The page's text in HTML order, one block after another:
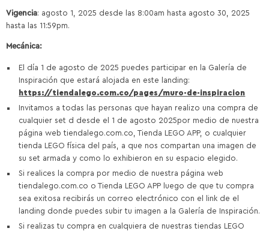
Vigencia: agosto 1, 2025 desde las 8:00am hasta agosto 30, 2025
hasta las 11:59pm.
Mecánica:
El día 1 de agosto de 2025 puedes participar en la Galería de
Inspiración que estará alojada en este landing:
https://tiendalego.com.co/pages/muro-de-inspiracion
Invitamos a todas las personas que hayan realizo una compra de
cualquier set d desde el 1 de agosto 2025por medio de nuestra
página web tiendalego.com.co, Tienda LEGO APP, o cualquier
tienda LEGO física del país, a que nos compartan una imagen de
su set armada y como lo exhibieron en su espacio elegido.
Si realices la compra por medio de nuestra página web
tiendalego.com.co o Tienda LEGO APP luego de que tu compra
sea exitosa recibirás un correo electrónico con el link de el
landing donde puedes subir tu imagen a la Galería de Inspiración.
Si realizas tu compra en cualquiera de nuestras tiendas LEGO